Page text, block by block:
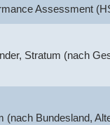
Assessment
Stratum (nach
Bundesland,